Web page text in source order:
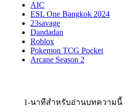
AIC
ESL One Bangkok 2024
23savage
Dandadan
Roblox
Pokemon TCG Pocket
Arcane Season 2
1-นาทีสำหรับอ่านบทความนี้